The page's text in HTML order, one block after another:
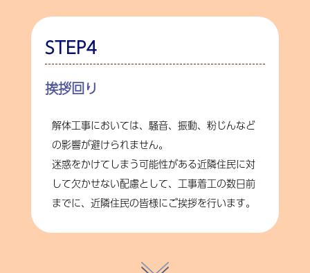
STEP4
挨拶回り
解体工事においては、騒音、振動、粉じんなど
の影響が避けられません。
迷惑をかけてしまう可能性がある近隣住民に対
して欠かせない配慮として、工事着工の数日前
までに、近隣住民の皆様にご挨拶を行います。